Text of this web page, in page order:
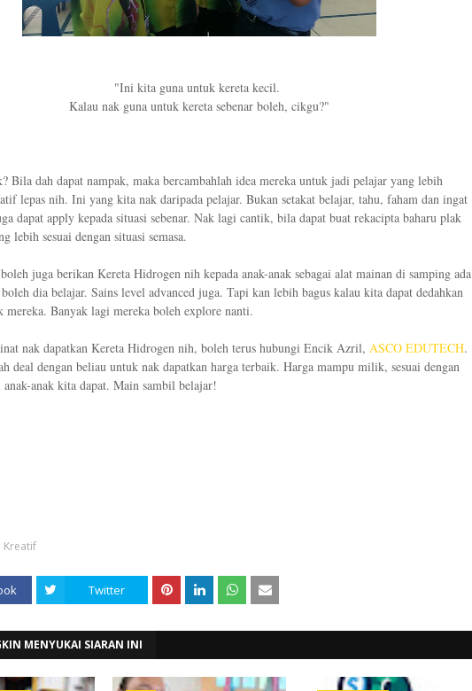
"Ini kita guna untuk kereta kecil.
Kalau nak guna untuk kereta sebenar boleh, cikgu?"
Bila dah dapat nampak, maka bercambahlah idea mereka untuk jadi pelajar yang lebih
lepas nih. Ini yang kita nak daripada pelajar. Bukan setakat belajar, tahu, faham dan ingat
dapat apply kepada situasi sebenar. Nak lagi cantik, bila dapat buat rekacipta baharu plak
lebih sesuai dengan situasi semasa.
juga berikan Kereta Hidrogen nih kepada anak-anak sebagai alat mainan di samping ada
dia belajar. Sains level advanced juga. Tapi kan lebih bagus kalau kita dapat dedahkan
mereka. Banyak lagi mereka boleh explore nanti.
nak dapatkan Kereta Hidrogen nih, boleh terus hubungi Encik Azril, ASCO EDUTECH.
deal dengan beliau untuk nak dapatkan harga terbaik. Harga mampu milik, sesuai dengan
anak kita dapat. Main sambil belajar!
Kreatif
Twitter
MENYUKAI SIARAN INI